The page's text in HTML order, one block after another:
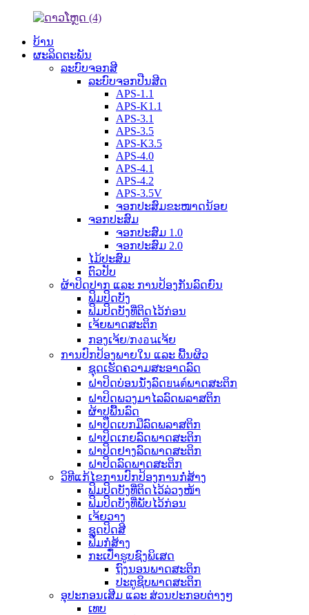
ບ້ານ
ຜະລິດຕະພັນ
ລະບົບຈອກສີ
ລະບົບຈອກປືນສີດ
APS-1.1
APS-K1.1
APS-3.1
APS-3.5
APS-K3.5
APS-4.0
APS-4.1
APS-4.2
APS-3.5V
ຈອກປະສົມຂະໜາດນ້ອຍ
ຈອກປະສົມ
ຈອກປະສົມ 1.0
ຈອກປະສົມ 2.0
ໄມ້ປະສົມ
ຕົວປັບ
ຜ້າປິດປາກ ແລະ ການປ້ອງກັນລົດຍົນ
ຟິມປິດບັງ
ຟິມປິດບັງທີ່ຕິດໄວ້ກ່ອນ
ເຈ້ຍພາດສະຕິກ
ກອງເຈ້ຍ/ກงอนເຈ້ຍ
ການປົກປ້ອງພາຍໃນ ແລະ ພື້ນຜິວ
ຊຸດເຮັດຄວາມສະອາດລົດ
ຝາປິດບ່ອນນັ່ງລົດยนต์ພາດສະຕິກ
ຝາປິດພວງມາໄລລົດພລາສຕິກ
ຜ້າປູພື້ນລົດ
ຝາປິດເບກມືລົດພລາສຕິກ
ຝາປິດເກຍລົດພາດສະຕິກ
ຝາປິດຢາງລົດພາດສະຕິກ
ຝາປິດລົດພາດສະຕິກ
ວິທີແກ້ໄຂການປົກປ້ອງການກໍ່ສ້າງ
ຟິມປິດບັງທີ່ຕິດໄວ້ລ່ວງໜ້າ
ຟິມປິດບັງທີ່ພັບໄວ້ກ່ອນ
ເຈ້ຍວາງ
ຊຸດປິດສີ
ຟິມກໍ່ສ້າງ
ກະເປົ໋າຮູບຊົງພິເສດ
ຖົງນອນພາດສະຕິກ
ປະຕູຊິບພາດສະຕິກ
ອຸປະກອນເສີມ ແລະ ສ່ວນປະກອບຕ່າງໆ
ເທບ